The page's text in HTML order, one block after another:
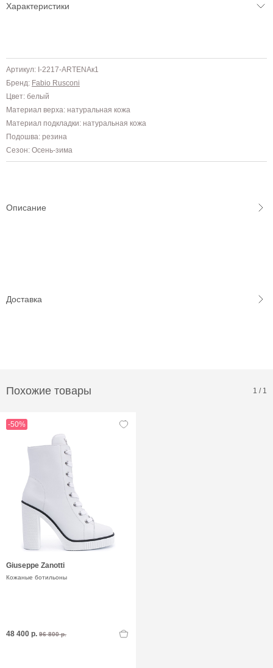
Характеристики
Артикул: I-2217-ARTENAк1
Бренд: Fabio Rusconi
Цвет: белый
Материал верха: натуральная кожа
Материал подкладки: натуральная кожа
Подошва: резина
Сезон: Осень-зима
Описание
Доставка
Похожие товары 1 / 1
-50%
Giuseppe Zanotti
Кожаные ботильоны
48 400 р. 96 800 р.